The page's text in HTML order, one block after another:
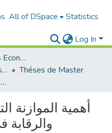
All of DSpace Statistics
Log In
Institut des Sciences Economiques, Commerciales et des Sciences de Gestion
Département des Sciences de Gestion
Théses de Master
أهمية الموازنة التقديرية في التخطيط والرقابة في مؤسسة اقتصادية
أهمية الموازنة